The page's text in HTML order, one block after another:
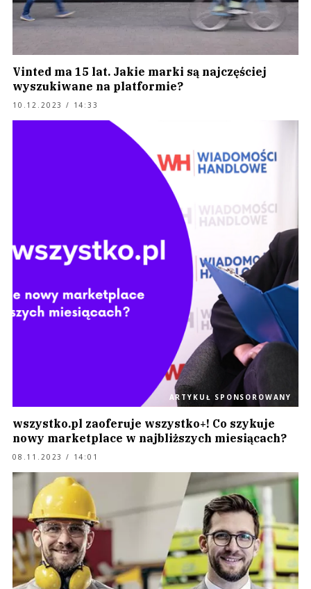
Vinted ma 15 lat. Jakie marki są najczęściej
wyszukiwane na platformie?
10.12.2023 / 14:33
ARTYKUŁ SPONSOROWANY
wszystko.pl zaoferuje wszystko+! Co szykuje
nowy marketplace w najbliższych miesiącach?
08.11.2023 / 14:01